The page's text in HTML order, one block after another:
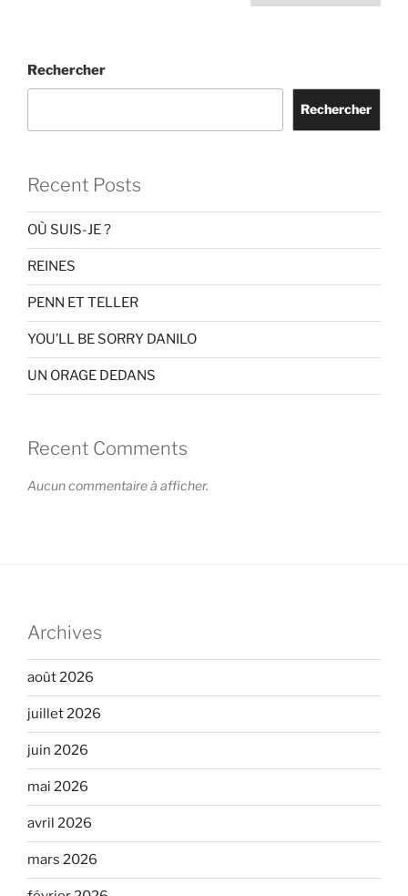
Rechercher
Rechercher
Recent Posts
OÙ SUIS-JE ?
REINES
PENN ET TELLER
YOU’LL BE SORRY DANILO
UN ORAGE DEDANS
Recent Comments
Aucun commentaire à afficher.
Archives
août 2026
juillet 2026
juin 2026
mai 2026
avril 2026
mars 2026